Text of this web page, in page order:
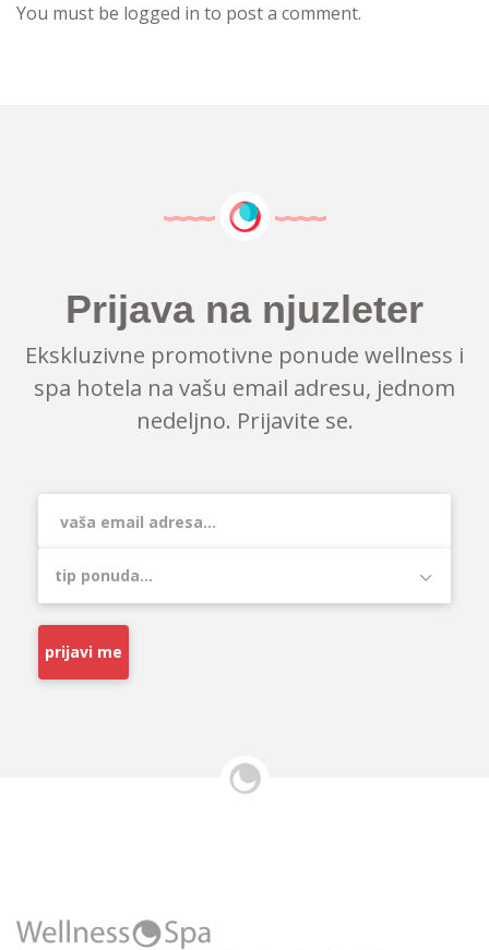
You must be logged in to post a comment.
Prijava na njuzleter
Ekskluzivne promotivne ponude wellness i
spa hotela na vašu email adresu, jednom
nedeljno. Prijavite se.
prijavi me